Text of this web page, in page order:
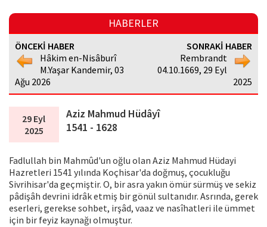
HABERLER
ÖNCEKİ HABER
Hâkim en-Nisâburî
M.Yaşar Kandemir, 03
Ağu 2026
SONRAKİ HABER
Rembrandt
04.10.1669, 29 Eyl
2025
29 Eyl
2025
Aziz Mahmud Hüdâyî
1541 - 1628
Fadlullah bin Mahmûd'un oğlu olan Aziz Mahmud Hüdayi
Hazretleri 1541 yılında Koçhisar'da doğmuş, çocukluğu
Sivrihisar'da geçmiştir. O, bir asra yakın ömür sürmüş ve sekiz
pâdişâh devrini idrâk etmiş bir gönül sultanıdır. Asrında, gerek
eserleri, gerekse sohbet, irşâd, vaaz ve nasîhatleri ile ümmet
için bir feyiz kaynağı olmuştur.